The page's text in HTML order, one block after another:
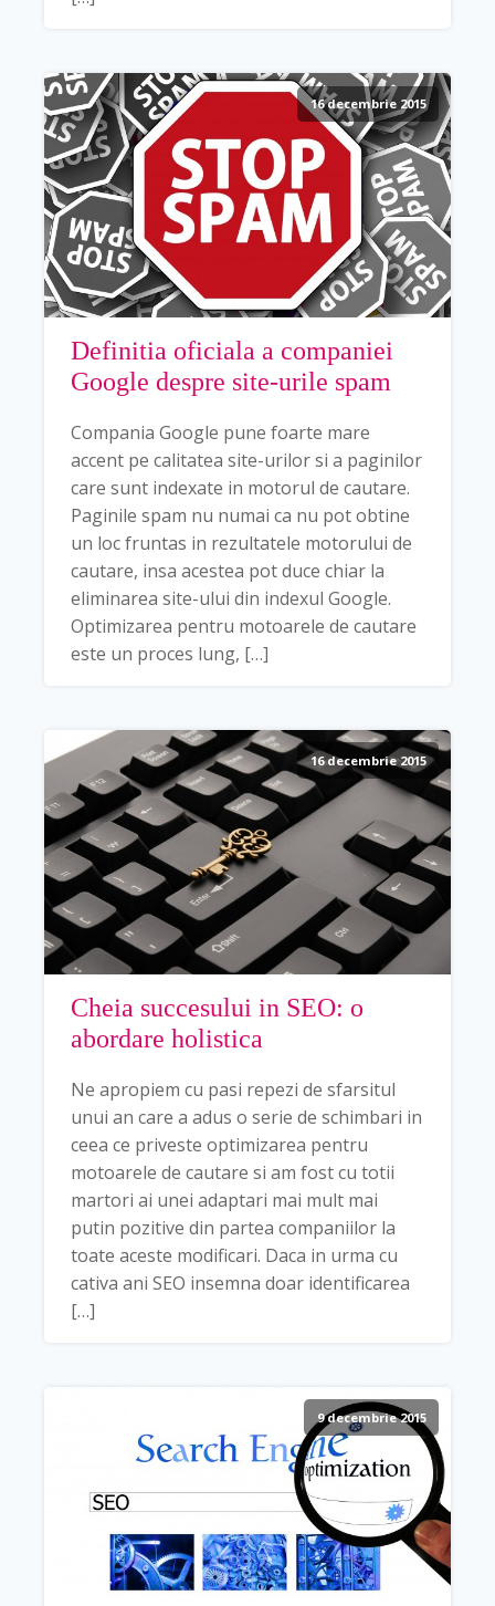
16 decembrie 2015
Definitia oficiala a companiei
Google despre site-urile spam
Compania Google pune foarte mare
accent pe calitatea site-urilor si a paginilor
care sunt indexate in motorul de cautare.
Paginile spam nu numai ca nu pot obtine
un loc fruntas in rezultatele motorului de
cautare, insa acestea pot duce chiar la
eliminarea site-ului din indexul Google.
Optimizarea pentru motoarele de cautare
este un proces lung, […]
16 decembrie 2015
Cheia succesului in SEO: o
abordare holistica
Ne apropiem cu pasi repezi de sfarsitul
unui an care a adus o serie de schimbari in
ceea ce priveste optimizarea pentru
motoarele de cautare si am fost cu totii
martori ai unei adaptari mai mult mai
putin pozitive din partea companiilor la
toate aceste modificari. Daca in urma cu
cativa ani SEO insemna doar identificarea
[…]
9 decembrie 2015